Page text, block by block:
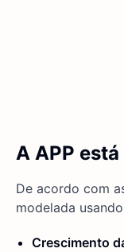
A APP
De acordo com
modelada
Crescimento